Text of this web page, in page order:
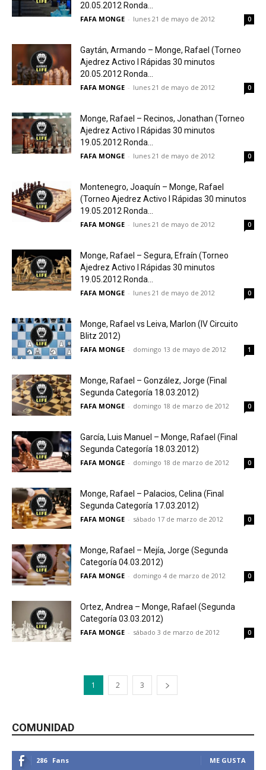
20.05.2012 Ronda...
FAFA MONGE - lunes 21 de mayo de 2012 0
Gaytán, Armando – Monge, Rafael (Torneo
Ajedrez Activo I Rápidas 30 minutos
20.05.2012 Ronda...
FAFA MONGE - lunes 21 de mayo de 2012 0
Monge, Rafael – Recinos, Jonathan (Torneo
Ajedrez Activo I Rápidas 30 minutos
19.05.2012 Ronda...
FAFA MONGE - lunes 21 de mayo de 2012 0
Montenegro, Joaquín – Monge, Rafael
(Torneo Ajedrez Activo I Rápidas 30 minutos
19.05.2012 Ronda...
FAFA MONGE - lunes 21 de mayo de 2012 0
Monge, Rafael – Segura, Efraín (Torneo
Ajedrez Activo I Rápidas 30 minutos
19.05.2012 Ronda...
FAFA MONGE - lunes 21 de mayo de 2012 0
Monge, Rafael vs Leiva, Marlon (IV Circuito
Blitz 2012)
FAFA MONGE - domingo 13 de mayo de 2012 1
Monge, Rafael – González, Jorge (Final
Segunda Categoría 18.03.2012)
FAFA MONGE - domingo 18 de marzo de 2012 0
García, Luis Manuel – Monge, Rafael (Final
Segunda Categoría 18.03.2012)
FAFA MONGE - domingo 18 de marzo de 2012 0
Monge, Rafael – Palacios, Celina (Final
Segunda Categoría 17.03.2012)
FAFA MONGE - sábado 17 de marzo de 2012 0
Monge, Rafael – Mejía, Jorge (Segunda
Categoría 04.03.2012)
FAFA MONGE - domingo 4 de marzo de 2012 0
Ortez, Andrea – Monge, Rafael (Segunda
Categoría 03.03.2012)
FAFA MONGE - sábado 3 de marzo de 2012 0
1 2 3
COMUNIDAD
286 Fans ME GUSTA